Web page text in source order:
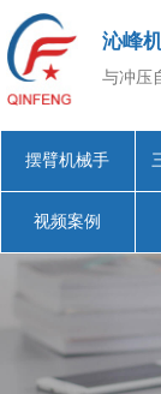
沁峰
与冲压
摆臂机械手
视频案例